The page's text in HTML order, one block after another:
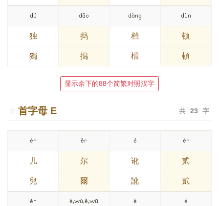
dú
独
獨
dǎo
捣
搗
dàng
档
檔
dùn
顿
頓
显示余下的88个简繁对照汉字
首字母 E 共 23 字
ér
儿
兒
ěr
尔
爾
é
讹
訛
èr
贰
貳
ěr è,wù,ě,wū è é